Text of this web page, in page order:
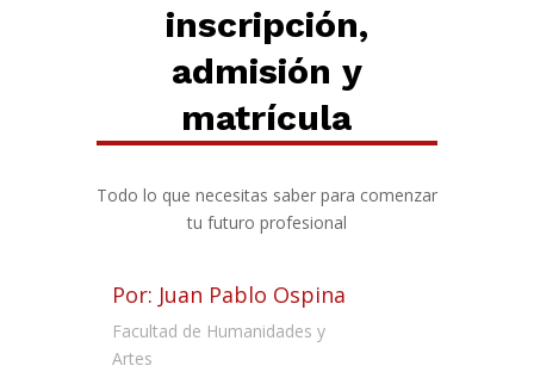
inscripción,
admisión y
matrícula
Todo lo que necesitas saber para comenzar
tu futuro profesional
Por: Juan Pablo Ospina
Facultad de Humanidades y
Artes